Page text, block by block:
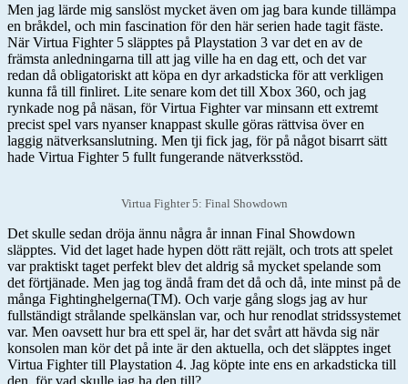
Men jag lärde mig sanslöst mycket även om jag bara kunde tillämpa
en bråkdel, och min fascination för den här serien hade tagit fäste.
När Virtua Fighter 5 släpptes på Playstation 3 var det en av de
främsta anledningarna till att jag ville ha en dag ett, och det var
redan då obligatoriskt att köpa en dyr arkadsticka för att verkligen
kunna få till finliret. Lite senare kom det till Xbox 360, och jag
rynkade nog på näsan, för Virtua Fighter var minsann ett extremt
precist spel vars nyanser knappast skulle göras rättvisa över en
laggig nätverksanslutning. Men tji fick jag, för på något bisarrt sätt
hade Virtua Fighter 5 fullt fungerande nätverksstöd.
Virtua Fighter 5: Final Showdown
Det skulle sedan dröja ännu några år innan Final Showdown
släpptes. Vid det laget hade hypen dött rätt rejält, och trots att spelet
var praktiskt taget perfekt blev det aldrig så mycket spelande som
det förtjänade. Men jag tog ändå fram det då och då, inte minst på de
många Fightinghelgerna(TM). Och varje gång slogs jag av hur
fullständigt strålande spelkänslan var, och hur renodlat stridssystemet
var. Men oavsett hur bra ett spel är, har det svårt att hävda sig när
konsolen man kör det på inte är den aktuella, och det släpptes inget
Virtua Fighter till Playstation 4. Jag köpte inte ens en arkadsticka till
den, för vad skulle jag ha den till?